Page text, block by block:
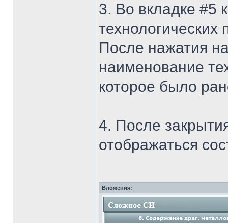
3. Во вкладке #5
технологических
После нажатия
наименование
которое было
4. После
отображаться
Вложения: